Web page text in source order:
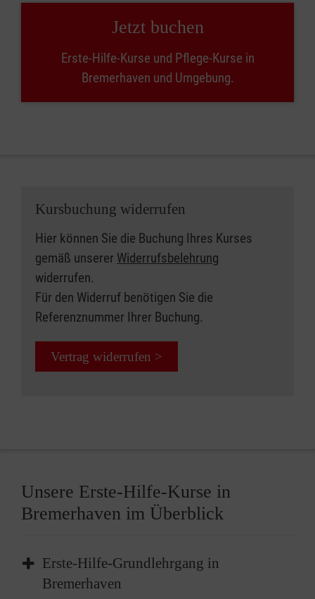
Jetzt buchen
Erste-Hilfe-Kurse und Pflege-Kurse in
Bremerhaven und Umgebung.
Kursbuchung widerrufen
Hier können Sie die Buchung Ihres Kurses
gemäß unserer Widerrufsbelehrung
widerrufen.
Für den Widerruf benötigen Sie die
Referenznummer Ihrer Buchung.
Vertrag widerrufen >
Unsere Erste-Hilfe-Kurse in
Bremerhaven im Überblick
Erste-Hilfe-Grundlehrgang in
Bremerhaven